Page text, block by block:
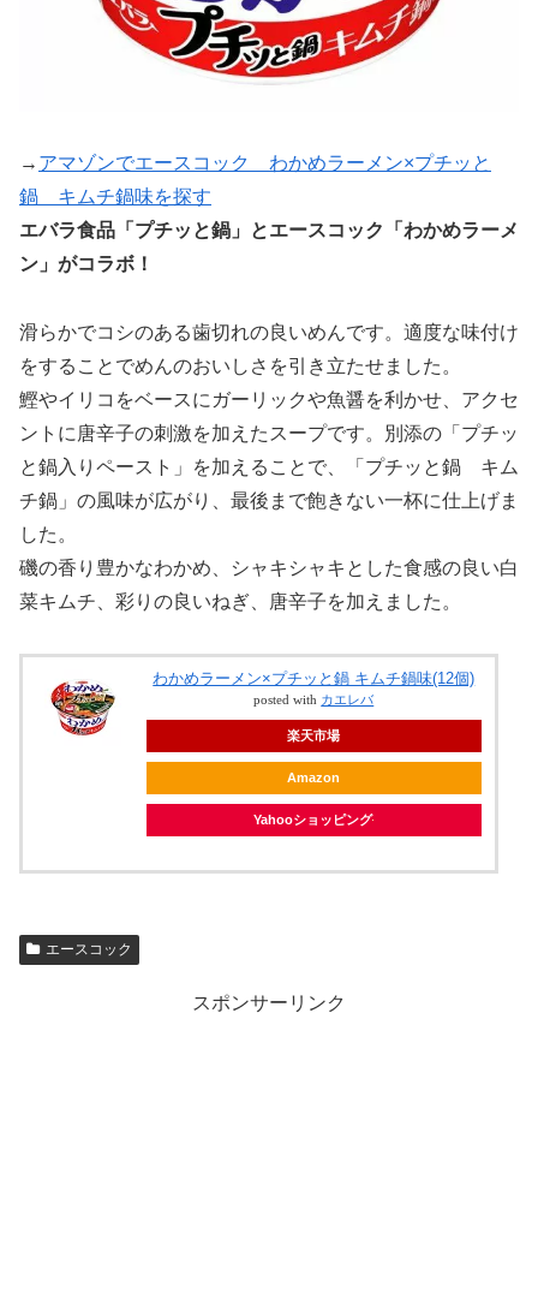
→ アマゾンでエースコック わかめラーメン×プチッと
鍋 キムチ鍋味を探す
エバラ食品「プチッと鍋」とエースコック「わかめラーメ
ン」がコラボ！
滑らかでコシのある歯切れの良いめんです。適度な味付け
をすることでめんのおいしさを引き立たせました。
鰹やイリコをベースにガーリックや魚醤を利かせ、アクセ
ントに唐辛子の刺激を加えたスープです。別添の「プチッ
と鍋入りペースト」を加えることで、「プチッと鍋 キム
チ鍋」の風味が広がり、最後まで飽きない一杯に仕上げま
した。
磯の香り豊かなわかめ、シャキシャキとした食感の良い白
菜キムチ、彩りの良いねぎ、唐辛子を加えました。
わかめラーメン×プチッと鍋 キムチ鍋味(12個)
posted with カエレバ
楽天市場
Amazon
Yahooショッピング
エースコック
スポンサーリンク